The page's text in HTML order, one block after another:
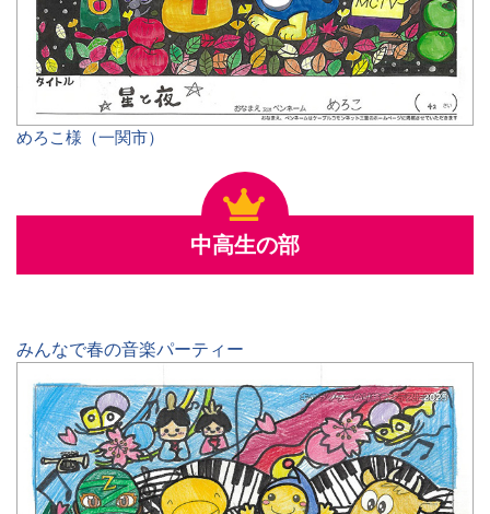
めろこ様（一関市）
中高生の部
みんなで春の音楽パーティー